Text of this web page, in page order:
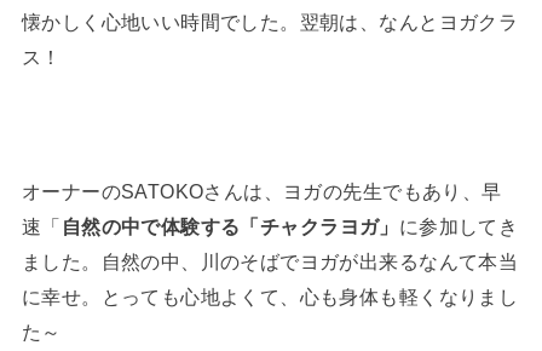
懐かしく心地いい時間でした。翌朝は、なんとヨガクラ
ス！
オーナーのSATOKOさんは、ヨガの先生でもあり、早
速「 自然の中で体験する「チャクラヨガ」 に参加してき
ました。自然の中、川のそばでヨガが出来るなんて本当
に幸せ。とっても心地よくて、心も身体も軽くなりまし
た～